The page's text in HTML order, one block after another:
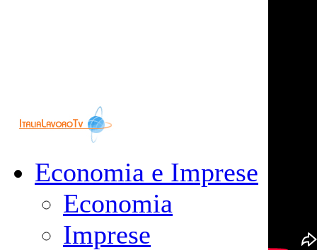
Economia e Imprese
Economia
Imprese